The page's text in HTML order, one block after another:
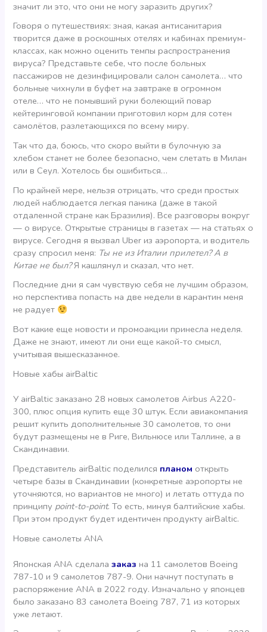
значит ли это, что они не могу заразить других?
Говоря о путешествиях: зная, какая антисанитария
творится даже в роскошных отелях и кабинах премиум-
классах, как можно оценить темпы распространения
вируса? Представьте себе, что после больных
пассажиров не дезинфицировали салон самолета… что
больные чихнули в буфет на завтраке в огромном
отеле… что не помывший руки болеющий повар
кейтеринговой компании приготовил корм для сотен
самолётов, разлетающихся по всему миру.
Так что да, боюсь, что скоро выйти в булочную за
хлебом станет не более безопасно, чем слетать в Милан
или в Сеул. Хотелось бы ошибиться…
По крайней мере, нельзя отрицать, что среди простых
людей наблюдается легкая паника (даже в такой
отдаленной стране как Бразилия). Все разговоры вокруг
— о вирусе. Открытые страницы в газетах — на статьях о
вирусе. Сегодня я вызвал Uber из аэропорта, и водитель
сразу спросил меня: Ты не из Италии прилетел? А в
Китае не был?Я кашлянул и сказал, что нет.
Последние дни я сам чувствую себя не лучшим образом,
но перспектива попасть на две недели в карантин меня
не радует
Вот какие еще новости и промоакции принесла неделя.
Даже не знают, имеют ли они еще какой-то смысл,
учитывая вышесказанное.
Новые хабы airBaltic
У airBaltic заказано 28 новых самолетов Airbus A220-
300, плюс опция купить еще 30 штук. Если авиакомпания
решит купить дополнительные 30 самолетов, то они
будут размещены не в Риге, Вильнюсе или Таллине, а в
Скандинавии.
Представитель airBaltic поделился планом открыть
четыре базы в Скандинавии (конкретные аэропорты не
уточняются, но вариантов не много) и летать оттуда по
принципу point-to-point. То есть, минуя балтийские хабы.
При этом продукт будет идентичен продукту airBaltic.
Новые самолеты ANA
Японская ANA сделалазаказ на 11 самолетов Boeing
787-10 и 9 самолетов 787-9. Они начнут поступать в
распоряжение ANA в 2022 году. Изначально у японцев
было заказано 83 самолета Boeing 787, 71 из которых
уже летают.